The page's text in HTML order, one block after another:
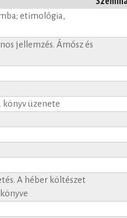
etimológia,
jellemzés. Ámósz és
könyv üzenete
A héber költészet